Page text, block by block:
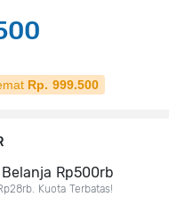
Rp. 999.500
Rp500rb
Kuota Terbatas!